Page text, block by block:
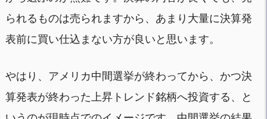
られるものは売られますから、あまり大量に決算発
表前に買い仕込まない方が良いと思います。
やはり、アメリカ中間選挙が終わってから、かつ決
算発表が終わった上昇トレンド銘柄へ投資する、と